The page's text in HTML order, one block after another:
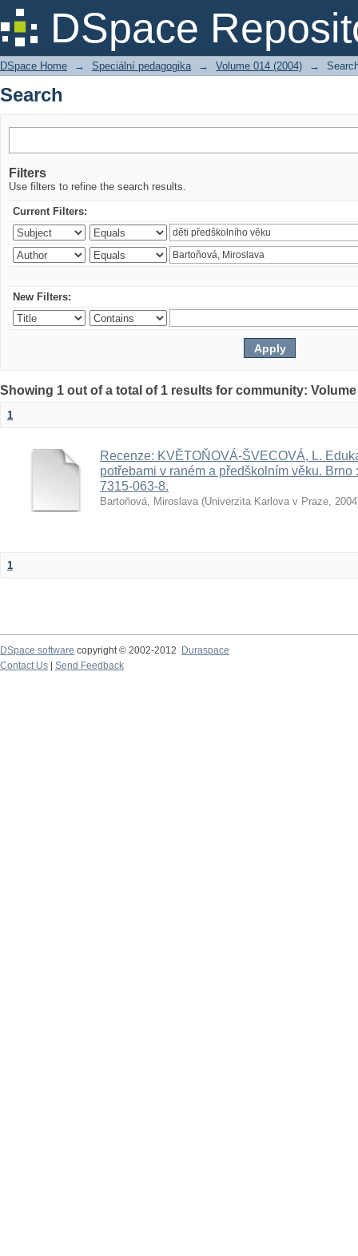
DSpace
Search
DSpace Home → Speciální pedagogika → Volume 014 (2004) →
Search
Filters
Use filters to refine the search results.
Current Filters:
New Filters:
Showing 1 out of a total of 1 results for community:
1
Recenze: KVĚTOŇOVÁ-ŠVECOVÁ, L.
potřebami v raném a předškolním věku.
7315-063-8.
Bartoňová, Miroslava (Univerzita Karlova v Praze, 2004
1
DSpace software copyright © 2002-2012
Duraspace
Contact Us
Send Feedback